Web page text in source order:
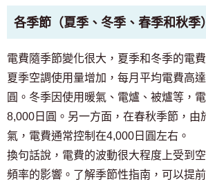
各季節（夏季、冬季、春季和秋季
電費隨季節變化很大，夏季和冬季的電
夏季空調使用量增加，每月平均電費高
圓。冬季因使用暖氣、電爐、被爐等，
8,000日圓。另一方面，在春秋季節，由
氣，電費通常控制在4,000日圓左右。
換句話說，電費的波動很大程度上受到
頻率的影響。了解季節性指南，可以提